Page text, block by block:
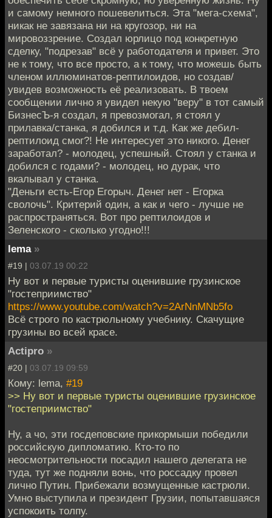
и самому немного пошевелиться. Эта "мега-схема",
никак не завязана ни на кругозор, ни на
мировоззрение. Создал юрлицо под конкретную
сделку, "подрезав" всё у работодателя и привет. Это
не к тому, что все просто, а к тому, что можешь быть
членом иллюминатов-рептилоидов, но создав/
увидев возможность её реализовать. В твоем
сообщении лично я увидел некую "веру" в тот самый
БизнесЪ-я создал, я превозмогал, я стоял у
прилавка/станка, я добился и т.д. Как же дебил-
рептилоид смог?! Не интересует это никого. Денег
заработал? - молодец, успешный. Стоял у станка и
добился с годами? - молодец, но дурак, что
вкалывал у станка.
"Деньги есть-Егор Егорыч. Денег нет - Егорка
сволочь". Критерий один, а как и чего - лучше не
распространяться. Вот про рептилоидов и
Зеленского - сколько угодно!!!
lema »
#19 | 03.07.19 00:22
Ну вот и первые туристы оценившие грузинское
"гостеприимство"
https://www.youtube.com/watch?v=2ArNnMNb5fo
Всё строго по кастрюльному учебнику. Скачущие
грузины во всей красе.
Actipro »
#20 | 03.07.19 09:59
Кому: lema, #19
>> Ну вот и первые туристы оценившие грузинское
"гостеприимство"
Ну, а чо, эти госдеповские прикормыши победили
российскую дипломатию. Кто-то по
неосмотрительности посадил нашего делегата не
туда, тут же подняли вонь, что россадку провел
лично Путин. Прибежали возмущенные кастрюли.
Умно выступила и президент Грузии, попытавшаяся
успокоить толпу.